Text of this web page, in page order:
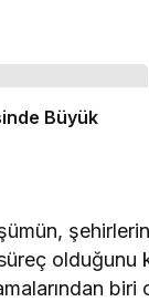
Büyük
olduğunu
biri